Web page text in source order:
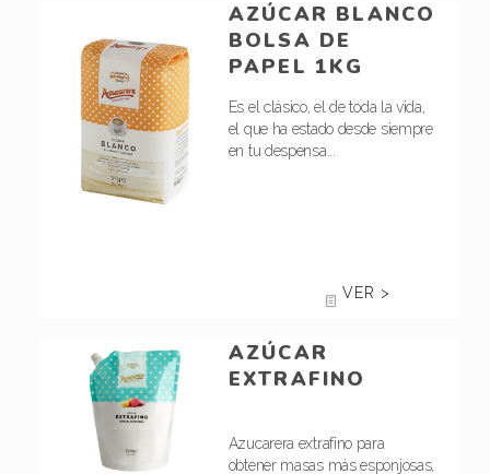
AZÚCAR BLANCO
BOLSA DE
PAPEL 1KG
Es el clásico, el de toda la vida,
el que ha estado desde siempre
en tu despensa...
VER >
AZÚCAR
EXTRAFINO
Azucarera extrafino para
obtener masas más esponjosas,